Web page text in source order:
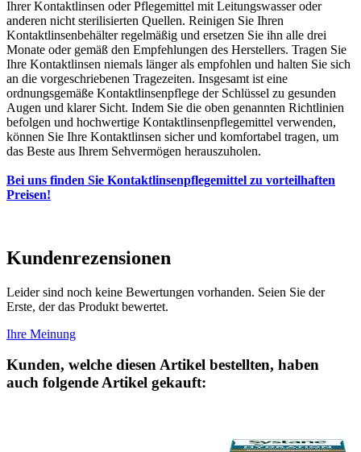
Ihrer Kontaktlinsen oder Pflegemittel mit Leitungswasser oder
anderen nicht sterilisierten Quellen. Reinigen Sie Ihren
Kontaktlinsenbehälter regelmäßig und ersetzen Sie ihn alle drei
Monate oder gemäß den Empfehlungen des Herstellers. Tragen Sie
Ihre Kontaktlinsen niemals länger als empfohlen und halten Sie sich
an die vorgeschriebenen Tragezeiten. Insgesamt ist eine
ordnungsgemäße Kontaktlinsenpflege der Schlüssel zu gesunden
Augen und klarer Sicht. Indem Sie die oben genannten Richtlinien
befolgen und hochwertige Kontaktlinsenpflegemittel verwenden,
können Sie Ihre Kontaktlinsen sicher und komfortabel tragen, um
das Beste aus Ihrem Sehvermögen herauszuholen.
Bei uns finden Sie Kontaktlinsenpflegemittel zu vorteilhaften
Preisen!
Kundenrezensionen
Leider sind noch keine Bewertungen vorhanden. Seien Sie der
Erste, der das Produkt bewertet.
Ihre Meinung
Kunden, welche diesen Artikel bestellten, haben
auch folgende Artikel gekauft: